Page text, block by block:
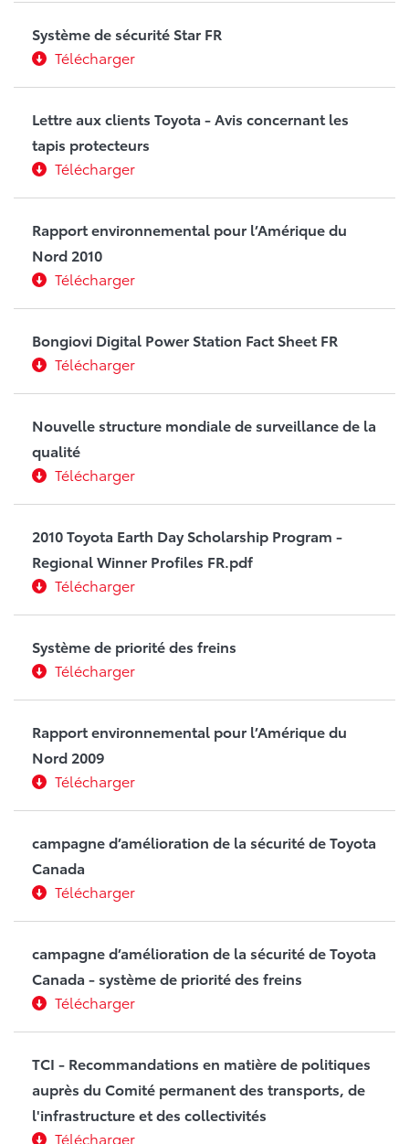
Système de sécurité Star FR
Télécharger
Lettre aux clients Toyota - Avis concernant les
tapis protecteurs
Télécharger
Rapport environnemental pour l’Amérique du
Nord 2010
Télécharger
Bongiovi Digital Power Station Fact Sheet FR
Télécharger
Nouvelle structure mondiale de surveillance de la
qualité
Télécharger
2010 Toyota Earth Day Scholarship Program -
Regional Winner Profiles FR.pdf
Télécharger
Système de priorité des freins
Télécharger
Rapport environnemental pour l’Amérique du
Nord 2009
Télécharger
campagne d’amélioration de la sécurité de Toyota
Canada
Télécharger
campagne d’amélioration de la sécurité de Toyota
Canada - système de priorité des freins
Télécharger
TCI - Recommandations en matière de politiques
auprès du Comité permanent des transports, de
l'infrastructure et des collectivités
Télécharger